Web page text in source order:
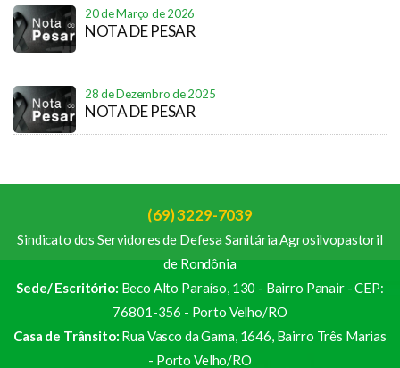
20 de Março de 2026
NOTA DE PESAR
28 de Dezembro de 2025
NOTA DE PESAR
(69) 3229-7039
Sindicato dos Servidores de Defesa Sanitária Agrosilvopastoril
de Rondônia
Sede/ Escritório: Beco Alto Paraíso, 130 - Bairro Panair - CEP:
76801-356 - Porto Velho/RO
Casa de Trânsito: Rua Vasco da Gama, 1646, Bairro Três Marias
- Porto Velho/RO